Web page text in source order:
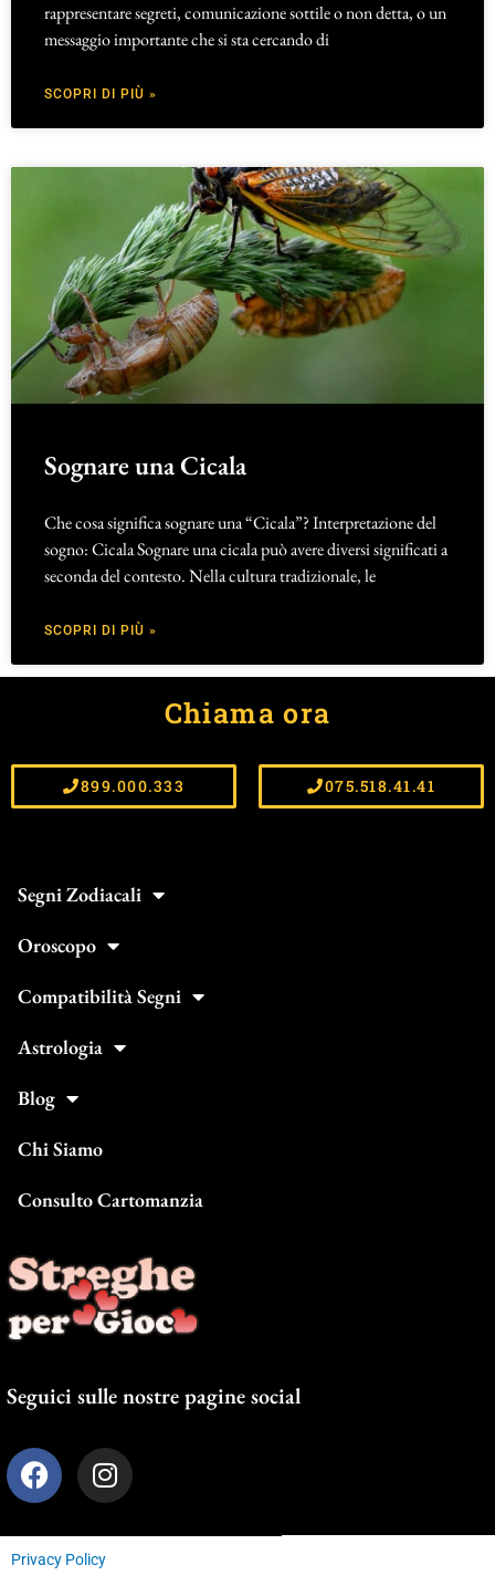
rappresentare segreti, comunicazione sottile o non detta, o un
messaggio importante che si sta cercando di
SCOPRI DI PIÙ »
Sognare una Cicala
Che cosa significa sognare una “Cicala”? Interpretazione del
sogno: Cicala Sognare una cicala può avere diversi significati a
seconda del contesto. Nella cultura tradizionale, le
SCOPRI DI PIÙ »
Chiama ora
899.000.333 075.518.41.41
Segni Zodiacali
Oroscopo
Compatibilità Segni
Astrologia
Blog
Chi Siamo
Consulto Cartomanzia
Seguici sulle nostre pagine social
F
a
e
b
I
n
t
a
Privacy Policy